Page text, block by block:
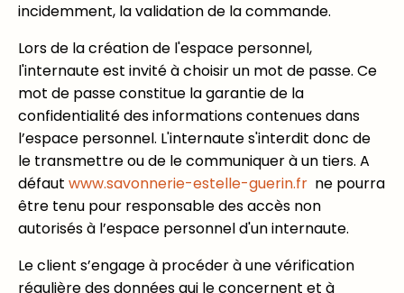
incidemment, la validation de la commande.
Lors de la création de l'espace personnel,
l'internaute est invité à choisir un mot de passe. Ce
mot de passe constitue la garantie de la
confidentialité des informations contenues dans
l’espace personnel. L'internaute s'interdit donc de
le transmettre ou de le communiquer à un tiers. A
défaut www.savonnerie-estelle-guerin.fr ne pourra
être tenu pour responsable des accès non
autorisés à l’espace personnel d'un internaute.
Le client s’engage à procéder à une vérification
régulière des données qui le concernent et à